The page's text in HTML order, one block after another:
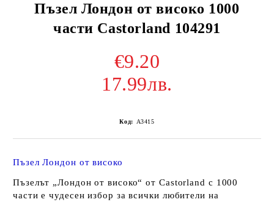
Пъзел Лондон от високо 1000
части Castorland 104291
€9.20
17.99лв.
Код: A3415
Пъзел Лондон от високо
Пъзелът „Лондон от високо“ от Castorland с 1000
части е чудесен избор за всички любители на